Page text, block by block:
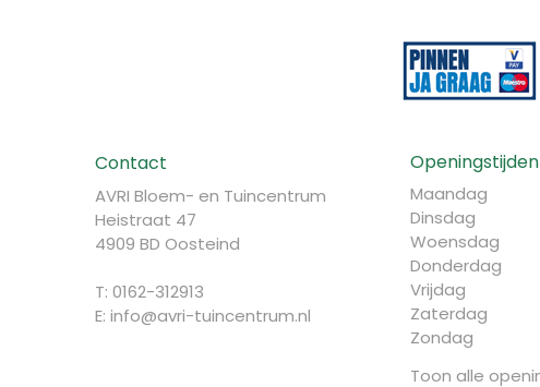
Contact
AVRI Bloem- en Tuincentrum
Heistraat 47
4909 BD Oosteind
T: 0162-312913
E: info@avri-tuincentrum.nl
Openingstijden
Maandag
Dinsdag
Woensdag
Donderdag
Vrijdag
Zaterdag
Zondag
Toon alle